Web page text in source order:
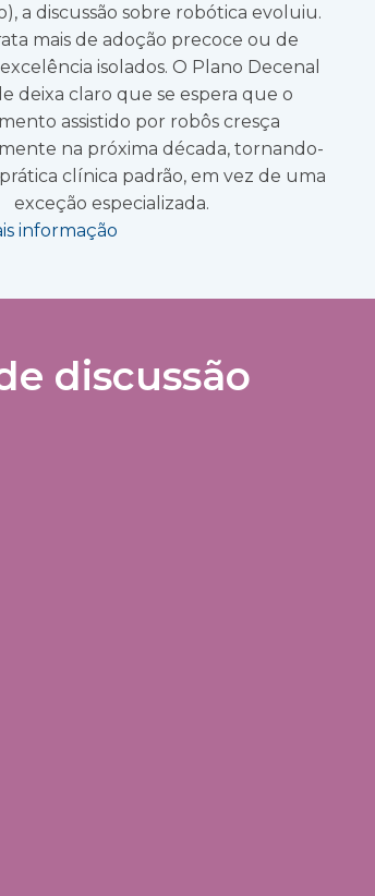
a discussão sobre robótica evoluiu.
mais de adoção precoce ou de
isolados. O Plano Decenal
deixa claro que se espera que o
assistido por robôs cresça
na próxima década, tornando-
clínica padrão, em vez de uma
exceção especializada.
informação
discussão